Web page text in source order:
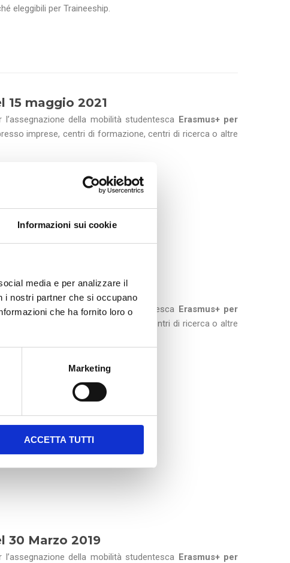
Informazioni sui cookie
media e per analizzare il
i nostri partner che si occupano
che ha fornito loro o
Marketing
ACCETTA TUTTI
eleggibili per Traineeship.
15 maggio 2021
della mobilità studentesca Erasmus+ per
imprese, centri di formazione, centri di ricerca o altre
eleggibili per Traineeship.
10 Dicembre 2019
della mobilità studentesca Erasmus+ per
imprese, centri di formazione, centri di ricerca o altre
eleggibili per Traineeship.
30 Marzo 2019
della mobilità studentesca Erasmus+ per